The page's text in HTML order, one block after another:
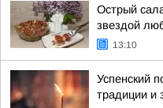
Острый
звездой
13:10
Успенский
традиции и